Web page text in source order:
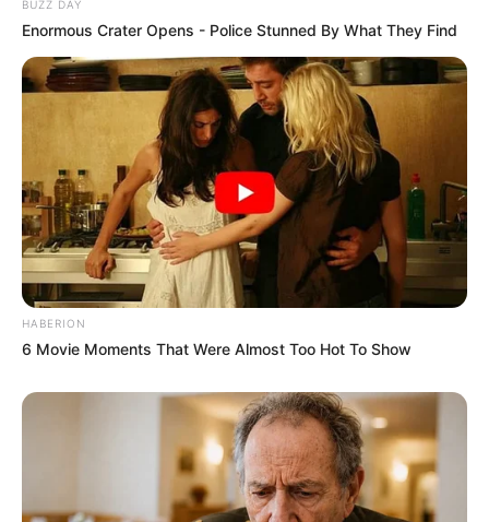
BUZZ DAY
Enormous Crater Opens - Police Stunned By What They Find
HABERION
6 Movie Moments That Were Almost Too Hot To Show